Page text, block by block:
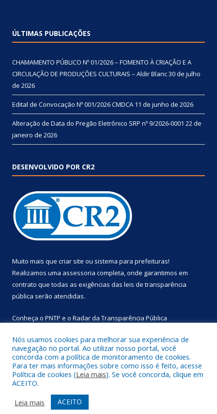
ÚLTIMAS PUBLICAÇÕES
CHAMAMENTO PÚBLICO Nº 01/2026 – FOMENTO À CRIAÇÃO E A
CIRCULAÇÃO DE PRODUÇÕES CULTURAIS – Aldir Blanc30 de julho
de 2026
Edital de Convocação Nº 001/2026 CMDCA 11 de junho de 2026
Alteração de Data do Pregão Eletrônico SRP nº 9/2026-0001 22 de
janeiro de 2026
DESENVOLVIDO POR CR2
Muito mais que criar site ou sistema para prefeituras!
Realizamos uma assessoria completa, onde garantimos em
contrato que todas as exigências das leis de transparência
pública serão atendidas.
Conheça o PNTP e o Radar da Transparência Pública
Todos os direitos reservados a Prefeitura Municipal de
Primavera.
Mapa do Site
Acessar Área Administrativa
Acessar Webmail
Nós usamos cookies para melhorar sua experiência de
navegação no portal. Ao utilizar nosso portal, você
concorda com a política de monitoramento de cookies.
Para ter mais informações sobre como isso é feito, acesse
Política de cookies (Leia mais). Se você concorda, clique em
ACEITO.
Leia mais
ACEITO